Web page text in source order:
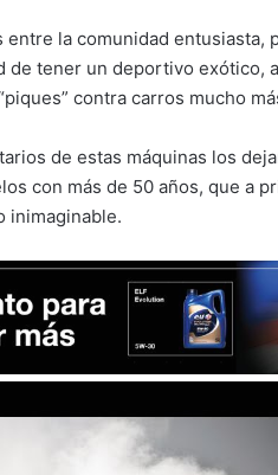
la comunidad entusiasta,
de tener un deportivo exótico,
contra carros mucho
de estas máquinas los
con más de 50 años, que a
inimaginable.